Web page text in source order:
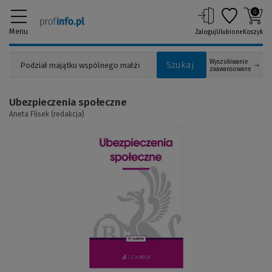
Menu
Szukaj
Wyszukiwanie
zaawansowane
ZalogujUlubione
0
Koszyk
Ubezpieczenia społeczne
Aneta Flisek (redakcja)